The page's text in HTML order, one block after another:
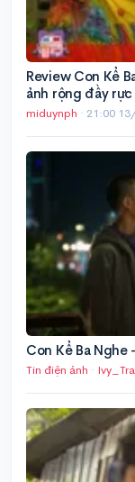
Review Con Kể
ảnh rộng đầy
miduynph · 21:00
Con Kể Ba Nghe
Tin điện ảnh ·